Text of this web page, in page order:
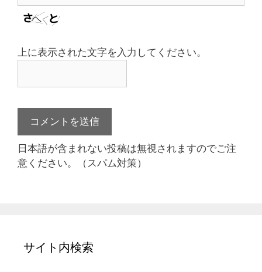
ト
上に表示された文字を入力してください。
日本語が含まれない投稿は無視されますのでご注
意ください。（スパム対策）
サイト内検索